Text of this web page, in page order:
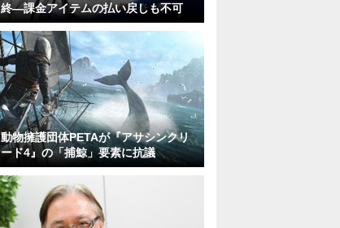
終―課金アイテムの払い戻しも不可
動物擁護団体PETAが『アサシンクリ
ード4』の「捕鯨」要素に抗議